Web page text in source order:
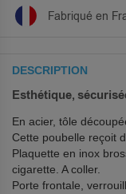
Fabriqué en
DESCRIPTION
Esthétique,
En acier, tôle
Cette poubelle reçoit
Plaquette en inox
cigarette. A coller.
Porte frontale,